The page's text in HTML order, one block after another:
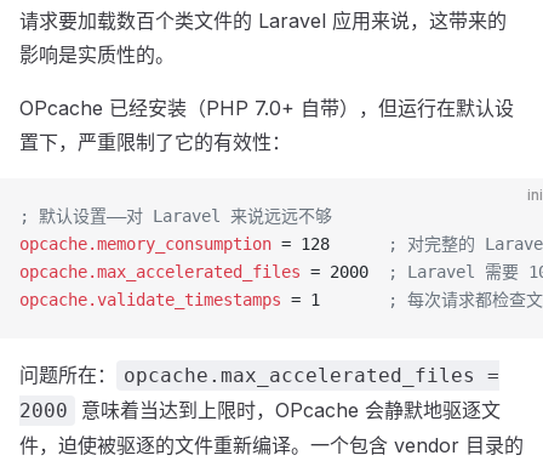
请求要加载数百个类文件的 Laravel 应用来说，这带来的
影响是实质性的。
OPcache 已经安装（PHP 7.0+ 自带），但运行在默认设
置下，严重限制了它的有效性：
ini
; 默认设置——对 Laravel 来说远远不够
opcache.memory_consumption = 128
; 对完整的
opcache.max_accelerated_files = 2000
; Laravel 需要
opcache.validate_timestamps = 1 ; 每次请求都检查
问题所在：
opcache.max_accelerated_files =
2000
意味着当达到上限时，OPcache 会静默地驱逐文
件，迫使被驱逐的文件重新编译。一个包含 vendor 目录的